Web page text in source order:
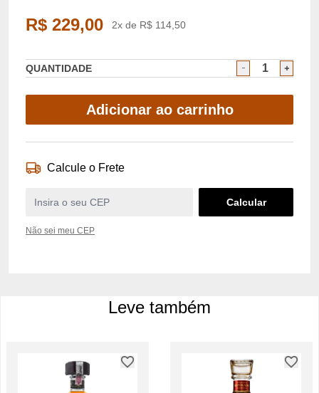
R$ 229,00 2x de R$ 114,50
QUANTIDADE
Adicionar ao carrinho
Calcule o Frete
Não sei meu CEP
Leve também